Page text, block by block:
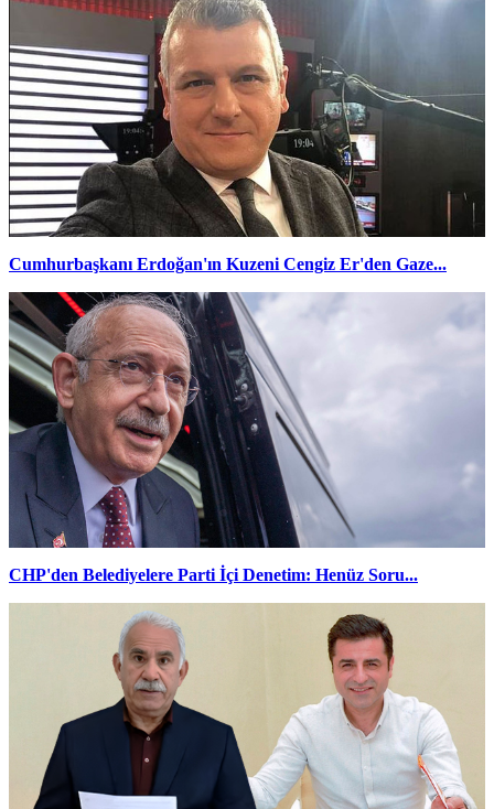
Cumhurbaşkanı Erdoğan'ın Kuzeni Cengiz Er'den Gaze...
CHP'den Belediyelere Parti İçi Denetim: Henüz Soru...